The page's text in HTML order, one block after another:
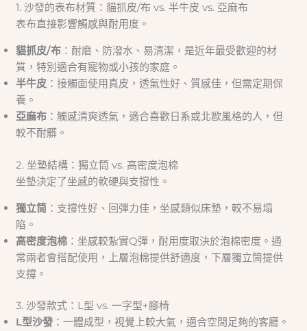
1. 沙發的表布材質：貓抓皮/布 vs. 半牛皮 vs. 亞麻布
表布直接影響觸感與耐用度。
貓抓皮/布 ：耐磨、防潑水、易清潔，是近年最受歡迎的材
質，特別適合有寵物或小孩的家庭。
半牛皮 ：接觸面使用真皮，透氣性好、質感佳，但需定期保
養。
亞麻布 ：觸感清爽透氣，適合喜歡日系或北歐風格的人，但
較不耐髒。
2. 坐墊結構：獨立筒 vs. 高密度泡棉
坐墊決定了坐感的軟硬與支撐性。
獨立筒 ：支撐性好、回彈力佳，坐感類似床墊，較不易塌
陷。
高密度泡棉 ：坐感較紮實Q彈，耐用度取決於泡棉密度。通
常兩者會搭配使用，上層泡棉提供舒適度，下層獨立筒提供
支撐。
3. 沙發款式：L型 vs. 一字型+腳椅
L型沙發 ：一體成型，視覺上較大氣，適合空間足夠的客廳。